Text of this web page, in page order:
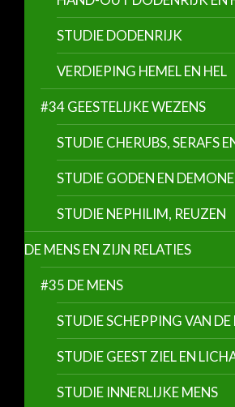
STUDIE DODENRIJK
VERDIEPING HEMEL EN HEL
#34 GEESTELIJKE WEZENS
STUDIE CHERUBS, SERAFS
STUDIE GODEN EN
STUDIE NEPHILIM, REUZEN
DE MENS EN ZIJN RELATIES
#35 DE MENS
STUDIE SCHEPPING VAN DE
STUDIE GEEST ZIEL EN
STUDIE INNERLIJKE MENS